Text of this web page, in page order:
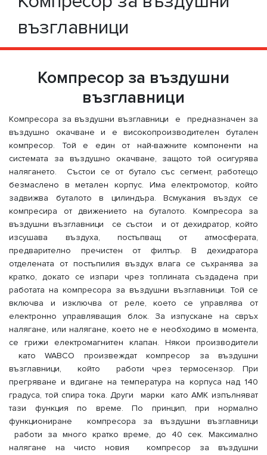
възглавници
Компресор за въздушни
възглавници
Компресора за въздушни възглавници е предназначен за
въздушно окачване и е високопроизводителен бутален
компресор. Той е един от най-важните компоненти на
системата за въздушно окачване, защото той осигурява
налягането. Състои се от бутало със сегмент, работещо
безмаслено в метален корпус. Има електромотор, който
задвижва буталото в цилиндъра. Всмукания въздух се
компресира от движението на буталото. Компресора за
въздушни възглавници се състои и от дехидратор, който
изсушава въздуха, постъпващ от атмосферата,
предварително пречистен от филтър. В дехидратора
отделената от постъпилия въздух влага се съхранява за
кратко, докато се изпари чрез топлината създадена при
работата на компресора за въздушни възглавници. Той се
включва и изключва от реле, което се управлява от
електронно управляващия блок. За изпускане на свръх
налягане, или налягане, което не е необходимо в момента,
се грижи електромагнитен клапан. Някои производители
като WABCO произвеждат компресор за въздушни
възглавници, който работи чрез термосензор. При
прегряване и вдигане на температура на корпуса над 140
градуса, той спира тока. Други марки като AMK изпълняват
тази функция по време. По принцип, при нормално
функциониране компресора за въздушни възглавници
работи за много кратко време, до 40 сек. Максимално
налягане на чисто новия компресор за въздушни